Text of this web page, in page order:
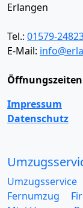
Erlangen
Tel.: 01579-
E-Mail:
Impressum
Datenschutz
Umzugsservice
Fernumzug